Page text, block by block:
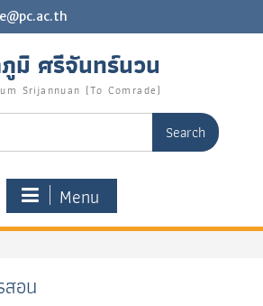
มิ ศรีจันทร์นวน
Srijannuan (To Comrade)
Menu
อน